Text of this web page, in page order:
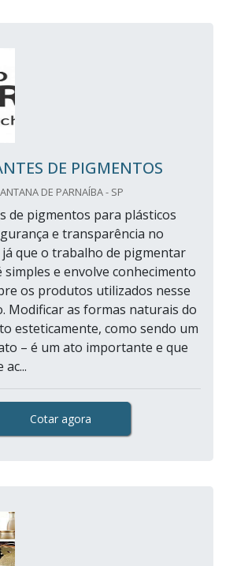
DE PIGMENTOS
DE PARNAÍBA - SP
de pigmentos para plásticos
e transparência no
que o trabalho de pigmentar
simples e envolve conhecimento
os produtos utilizados nesse
Modificar as formas naturais do
esteticamente, como sendo um
– é um ato importante e que
Cotar agora